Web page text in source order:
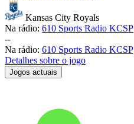
Kansas City Royals
Na rádio: 610 Sports Radio KCSP
--
Na rádio: 610 Sports Radio KCSP
Detalhes sobre o jogo
Jogos actuais